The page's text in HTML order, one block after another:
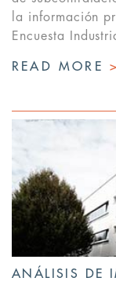
la información
Encuesta
READ MORE >
ANÁLISIS DE